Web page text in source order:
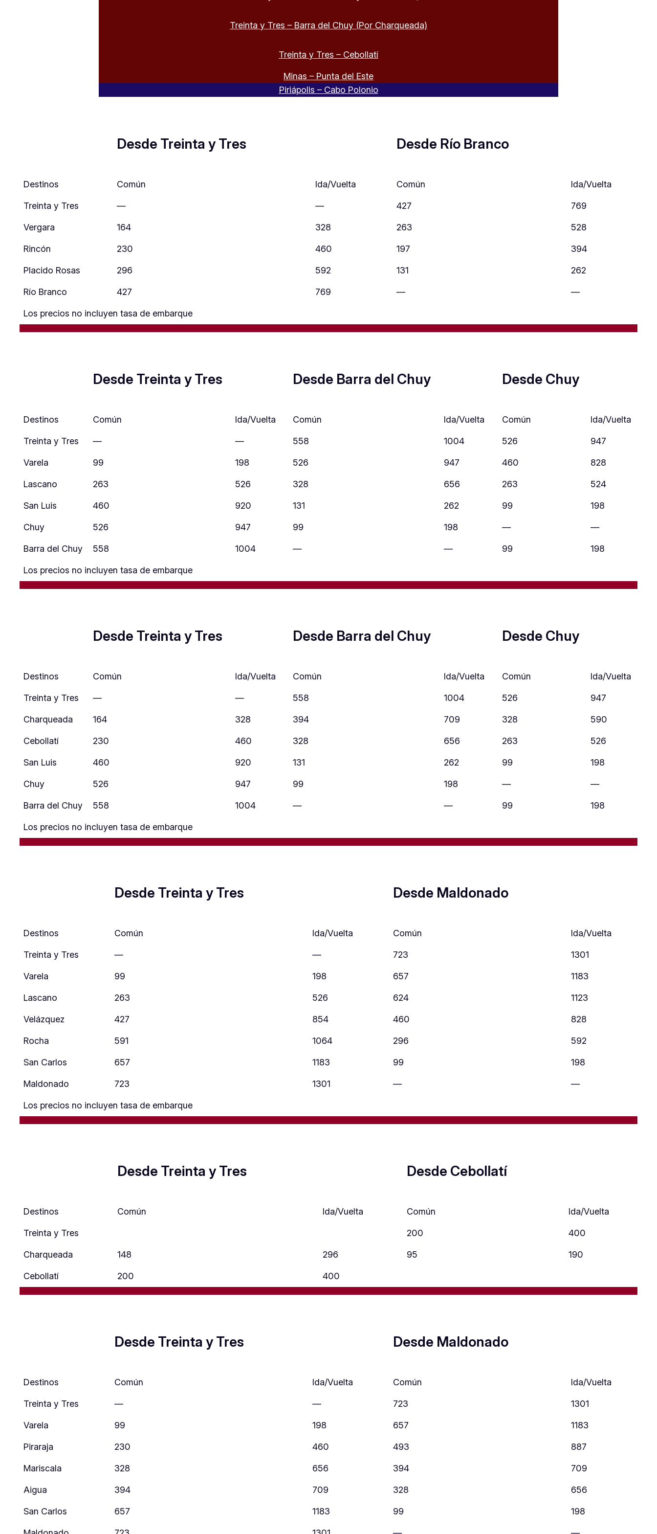
Treinta y Tres – Barra del Chuy (Por Charqueada)
Treinta y Tres – Cebollatí
Minas – Punta del Este
Piriápolis – Cabo Polonio
Desde Treinta y Tres Desde Río Branco
Destinos Común Ida/Vuelta Común Ida/Vuelta
Treinta y Tres — — 427 769
Vergara 164 328 263 528
Rincón 230 460 197 394
Placido Rosas 296 592 131 262
Río Branco 427 769 — —
Los precios no incluyen tasa de embarque
Desde Treinta y Tres Desde Barra del Chuy Desde Chuy
Destinos Común Ida/Vuelta Común Ida/Vuelta Común Ida/Vuelta
Treinta y Tres — — 558 1004 526 947
Varela 99 198 526 947 460 828
Lascano 263 526 328 656 263 524
San Luis 460 920 131 262 99 198
Chuy 526 947 99 198 — —
Barra del Chuy 558 1004 — — 99 198
Los precios no incluyen tasa de embarque
Desde Treinta y Tres Desde Barra del Chuy Desde Chuy
Destinos Común Ida/Vuelta Común Ida/Vuelta Común Ida/Vuelta
Treinta y Tres — — 558 1004 526 947
Charqueada 164 328 394 709 328 590
Cebollatí 230 460 328 656 263 526
San Luis 460 920 131 262 99 198
Chuy 526 947 99 198 — —
Barra del Chuy 558 1004 — — 99 198
Los precios no incluyen tasa de embarque
Desde Treinta y Tres Desde Maldonado
Destinos Común Ida/Vuelta Común Ida/Vuelta
Treinta y Tres — — 723 1301
Varela 99 198 657 1183
Lascano 263 526 624 1123
Velázquez 427 854 460 828
Rocha 591 1064 296 592
San Carlos 657 1183 99 198
Maldonado 723 1301 — —
Los precios no incluyen tasa de embarque
Desde Treinta y Tres Desde Cebollatí
Destinos Común Ida/Vuelta Común Ida/Vuelta
Treinta y Tres 200 400
Charqueada 148 296 95 190
Cebollatí 200 400
Desde Treinta y Tres Desde Maldonado
Destinos Común Ida/Vuelta Común Ida/Vuelta
Treinta y Tres — — 723 1301
Varela 99 198 657 1183
Piraraja 230 460 493 887
Mariscala 328 656 394 709
Aigua 394 709 328 656
San Carlos 657 1183 99 198